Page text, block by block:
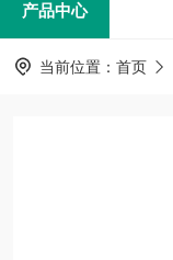
产品中心
当前位置： 首页